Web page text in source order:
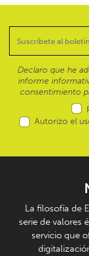
Declaro que he
informe
consentimiento
Autorizo el
La filosofía de
serie de valores
servicio que